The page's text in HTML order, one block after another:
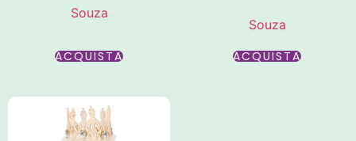
Souza
ACQUISTA
Souza
ACQUISTA